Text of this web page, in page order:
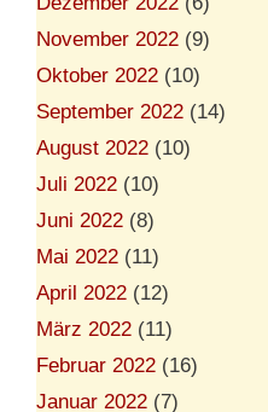
November 2022 (9)
Oktober 2022 (10)
September 2022 (14)
August 2022 (10)
Juli 2022 (10)
Juni 2022 (8)
Mai 2022 (11)
April 2022 (12)
März 2022 (11)
Februar 2022 (16)
Januar 2022 (7)